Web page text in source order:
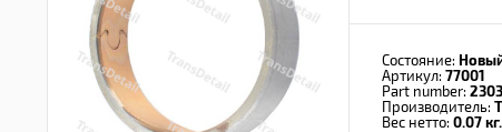
Состояние:
Артикул: 77001
Part number:
Производитель:
Вес нетто: 0.07 кг.